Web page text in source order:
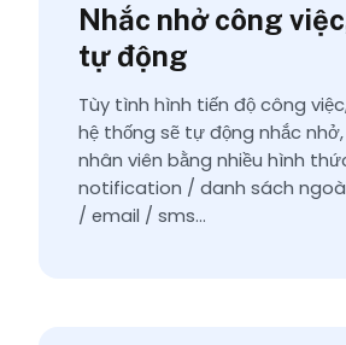
Nhắc nhở công
tự động
Tùy tình hình tiến độ công
hệ thống sẽ tự động nhắc
nhân viên bằng nhiều hình
notification / danh sách
/ email / sms…